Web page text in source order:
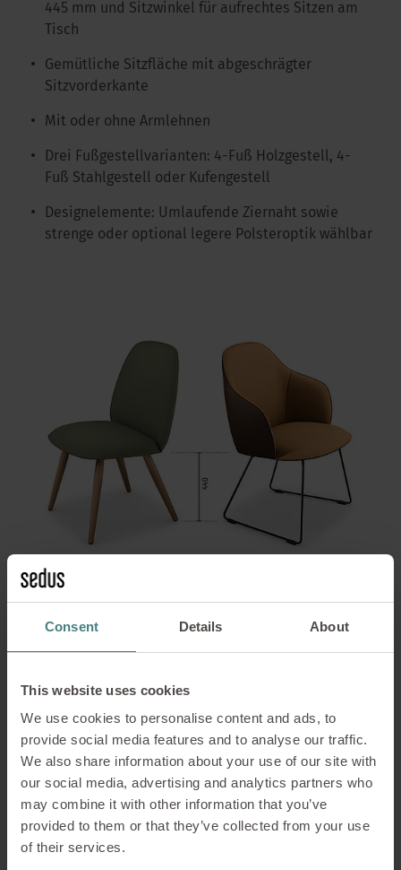
Consent Details About
This website uses cookies
We use cookies to personalise content and ads, to
provide social media features and to analyse our traffic.
We also share information about your use of our site with
our social media, advertising and analytics partners who
may combine it with other information that you’ve
provided to them or that they’ve collected from your use
of their services.
445 mm und Sitzwinkel für aufrechtes Sitzen am
Tisch
Gemütliche Sitzfläche mit abgeschrägter
Sitzvorderkante
Mit oder ohne Armlehnen
Drei Fußgestellvarianten: 4-Fuß Holzgestell, 4-
Fuß Stahlgestell oder Kufengestell
Designelemente: Umlaufende Ziernaht sowie
strenge oder optional legere Polsteroptik wählbar